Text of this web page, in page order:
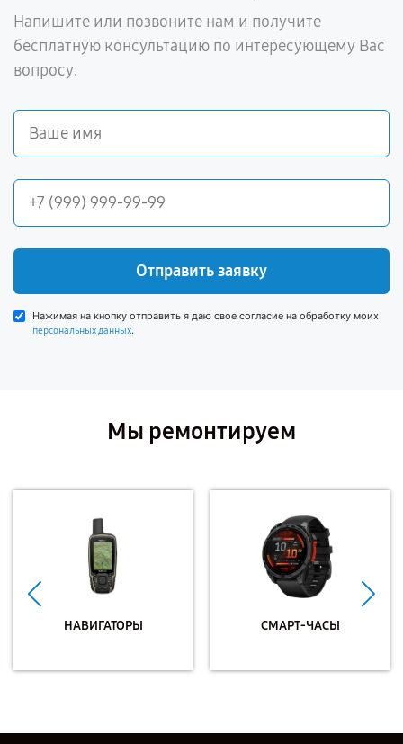
Напишите или позвоните нам и получите
бесплатную консультацию по интересующему Вас
вопросу.
Отправить заявку
Нажимая на кнопку отправить я даю свое согласие на обработку моих
персональных данных.
Мы ремонтируем
НАВИГАТОРЫ СМАРТ-ЧАСЫ